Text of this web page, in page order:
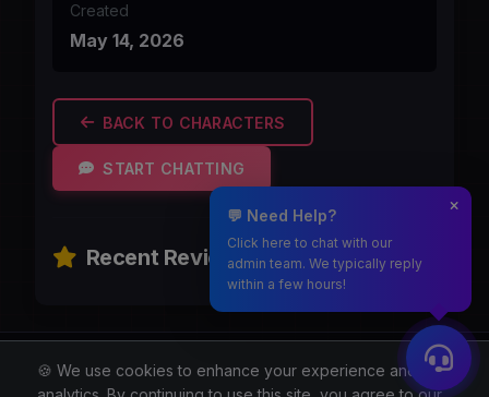
Created
May 14, 2026
BACK TO CHARACTERS
START CHATTING
Recent Reviews
Moothmaro.com
🍪 We use cookies to enhance your experience and for
💬 Need Help?
Click here to chat with our
admin team. We typically reply
within a few hours!